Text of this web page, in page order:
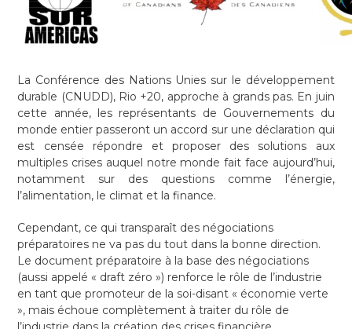
La Conférence des Nations Unies sur le développement
durable (CNUDD), Rio +20, approche à grands pas. En juin
cette année, les représentants de Gouvernements du
monde entier passeront un accord sur une déclaration qui
est censée répondre et proposer des solutions aux
multiples crises auquel notre monde fait face aujourd’hui,
notamment sur des questions comme l’énergie,
l’alimentation, le climat et la finance.
Cependant, ce qui transparaît des négociations
préparatoires ne va pas du tout dans la bonne direction.
Le document préparatoire à la base des négociations
(aussi appelé « draft zéro ») renforce le rôle de l’industrie
en tant que promoteur de la soi-disant « économie verte
», mais échoue complètement à traiter du rôle de